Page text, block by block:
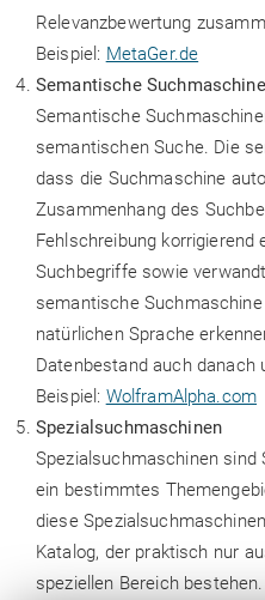
Relevanzbewertung
Beispiel: MetaGer.de
Semantische
Semantische
semantischen Suche. Die
dass die Suchmaschine
Zusammenhang des
Fehlschreibung
Suchbegriffe sowie
semantische
natürlichen Sprache
Datenbestand auch danach
Beispiel: WolframAlpha.com
Spezialsuchmaschinen
Spezialsuchmaschinen
ein bestimmtes
diese
Katalog, der praktisch nur
speziellen Bereich